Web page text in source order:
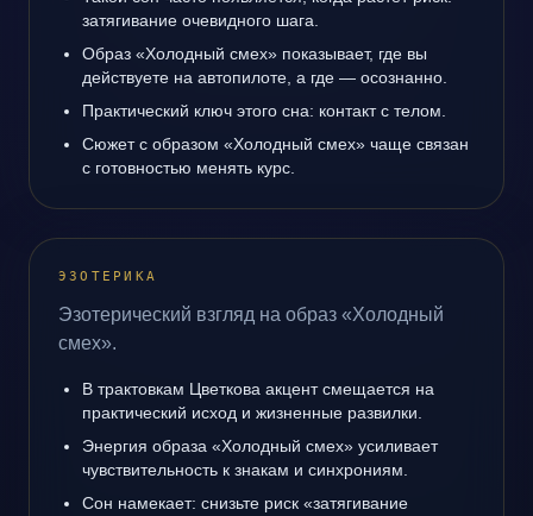
затягивание очевидного шага.
Образ «Холодный смех» показывает, где вы
действуете на автопилоте, а где — осознанно.
Практический ключ этого сна: контакт с телом.
Сюжет с образом «Холодный смех» чаще связан
с готовностью менять курс.
ЭЗОТЕРИКА
Эзотерический взгляд на образ «Холодный
смех».
В трактовкам Цветкова акцент смещается на
практический исход и жизненные развилки.
Энергия образа «Холодный смех» усиливает
чувствительность к знакам и синхрониям.
Сон намекает: снизьте риск «затягивание